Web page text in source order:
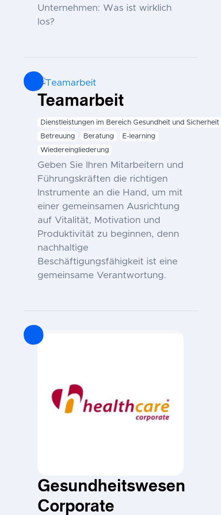
Unternehmen: Was ist wirklich
los?
Teamarbeit
Dienstleistungen im Bereich Gesundheit und Sicherheit
Betreuung
Beratung
E-learning
Wiedereingliederung
Geben Sie Ihren Mitarbeitern und
Führungskräften die richtigen
Instrumente an die Hand, um mit
einer gemeinsamen Ausrichtung
auf Vitalität, Motivation und
Produktivität zu beginnen, denn
nachhaltige
Beschäftigungsfähigkeit ist eine
gemeinsame Verantwortung.
Gesundheitswesen
Corporate